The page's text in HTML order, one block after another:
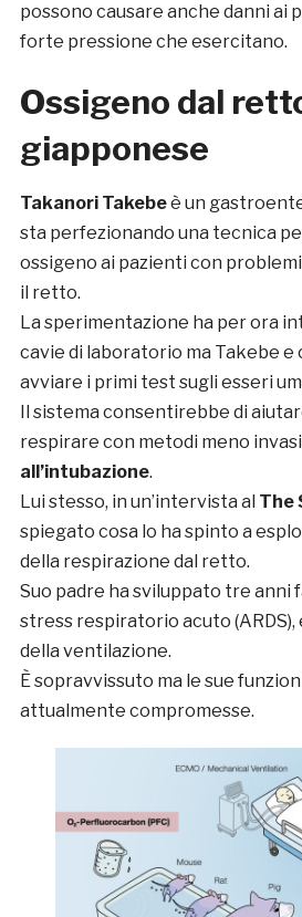
possono causare anche danni ai
forte pressione che esercitano.
Ossigeno dal
giapponese
Takanori Takebeè un
sta perfezionando una tecnica
ossigeno ai pazienti con
il retto.
La sperimentazione ha per ora
cavie di laboratorio ma Takebe e
avviare i primi test sugli esseri
Il sistema consentirebbe di
respirare con metodi meno
all’intubazione.
Lui stesso, in un’intervista al The
spiegato cosa lo ha spinto a
della respirazione dal retto.
Suo padre ha sviluppato tre anni
stress respiratorio acuto (ARDS),
della ventilazione.
È sopravvissuto ma le sue
attualmente compromesse.